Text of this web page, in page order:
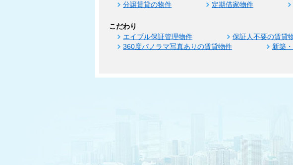
分譲賃貸の物件
定期借家物件
こだわり
エイブル保証管理物件 保証人不要の賃貸
360度パノラマ写真ありの賃貸物件
新築